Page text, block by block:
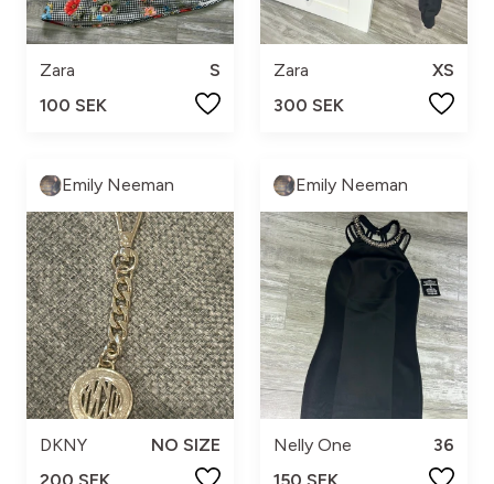
Zara
S
100 SEK
Zara
XS
300 SEK
Emily Neeman
DKNY
NO SIZE
200 SEK
Emily Neeman
Nelly One
36
150 SEK